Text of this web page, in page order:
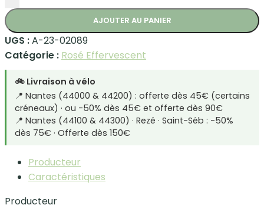
AJOUTER AU PANIER
UGS :A-23-02089
Catégorie : Rosé Effervescent
🚲 Livraison à vélo
📍 Nantes (44000 & 44200) : offerte dès 45€ (certains
créneaux) · ou -50% dès 45€ et offerte dès 90€
📍 Nantes (44100 & 44300) · Rezé · Saint-Séb : -50%
dès 75€ · Offerte dès 150€
Producteur
Caractéristiques
Producteur